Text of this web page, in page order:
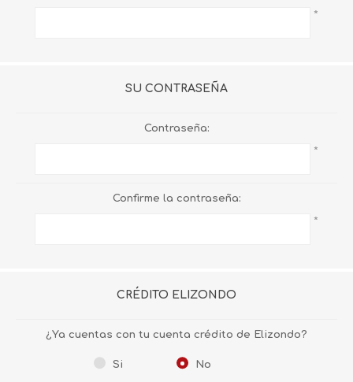
*
SU CONTRASEÑA
Contraseña:
*
Confirme la contraseña:
*
CRÉDITO ELIZONDO
¿Ya cuentas con tu cuenta crédito de Elizondo?
Si No